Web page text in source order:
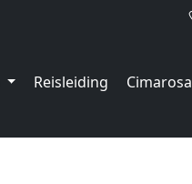
Reisleiding Cimarosa